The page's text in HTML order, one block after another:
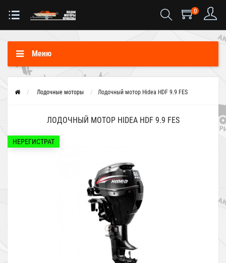
0
Меню
Лодочные моторы Лодочный мотор Hidea HDF 9.9 FES
ЛОДОЧНЫЙ МОТОР HIDEA HDF 9.9 FES
НЕРЕГИСТРАТ